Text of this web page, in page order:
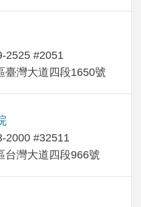
2525 #2051
臺灣大道四段1650號
2000 #32511
台灣大道四段966號